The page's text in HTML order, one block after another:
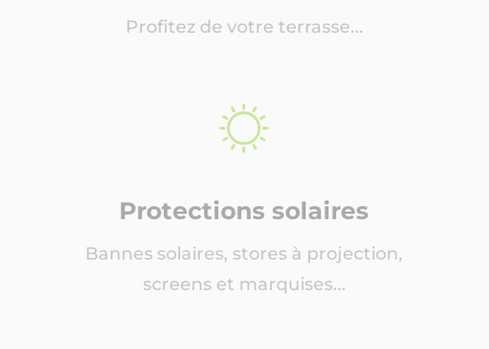
Profitez de votre terrasse...
Protections solaires
Bannes solaires, stores à projection,
screens et marquises...